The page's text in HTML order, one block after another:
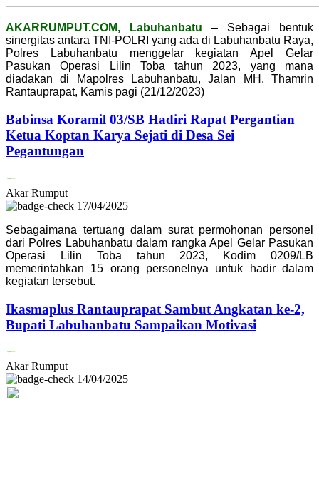
AKARRUMPUT.COM, Labuhanbatu – Sebagai bentuk
sinergitas antara TNI-POLRI yang ada di Labuhanbatu Raya,
Polres Labuhanbatu menggelar kegiatan Apel Gelar
Pasukan Operasi Lilin Toba tahun 2023, yang mana
diadakan di Mapolres Labuhanbatu, Jalan MH. Thamrin
Rantauprapat, Kamis pagi (21/12/2023)
Babinsa Koramil 03/SB Hadiri Rapat Pergantian
Ketua Koptan Karya Sejati di Desa Sei
Pegantungan
Akar Rumput
17/04/2025
Sebagaimana tertuang dalam surat permohonan personel
dari Polres Labuhanbatu dalam rangka Apel Gelar Pasukan
Operasi Lilin Toba tahun 2023, Kodim 0209/LB
memerintahkan 15 orang personelnya untuk hadir dalam
kegiatan tersebut.
Ikasmaplus Rantauprapat Sambut Angkatan ke-2,
Bupati Labuhanbatu Sampaikan Motivasi
Akar Rumput
14/04/2025